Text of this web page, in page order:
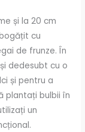
și la 20 cm
cu
de frunze. În
dedesubt cu o
și pentru a
plantați bulbii în
un